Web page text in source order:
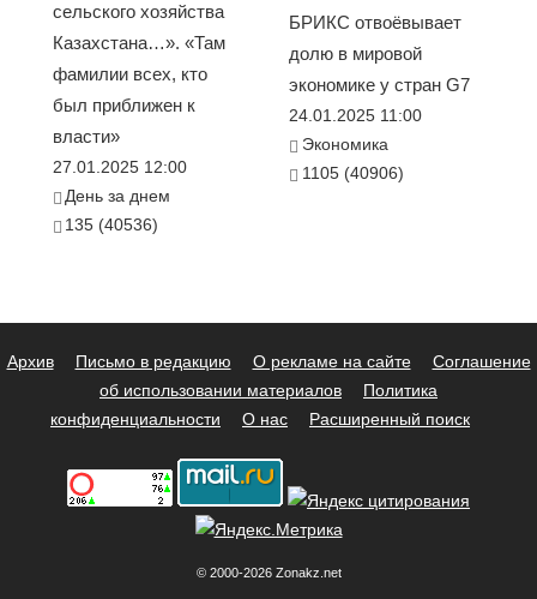
сельского хозяйства
Казахстана…». «Там
фамилии всех, кто
был приближен к
власти»
27.01.2025 12:00
День за днем
135 (40536)
БРИКС отвоёвывает
долю в мировой
экономике у стран G7
24.01.2025 11:00
Экономика
1105 (40906)
Архив Письмо в редакцию О рекламе на сайте
Соглашение
об использовании материалов
Политика
конфиденциальности
О нас Расширенный поиск
© 2000-2026 Zonakz.net